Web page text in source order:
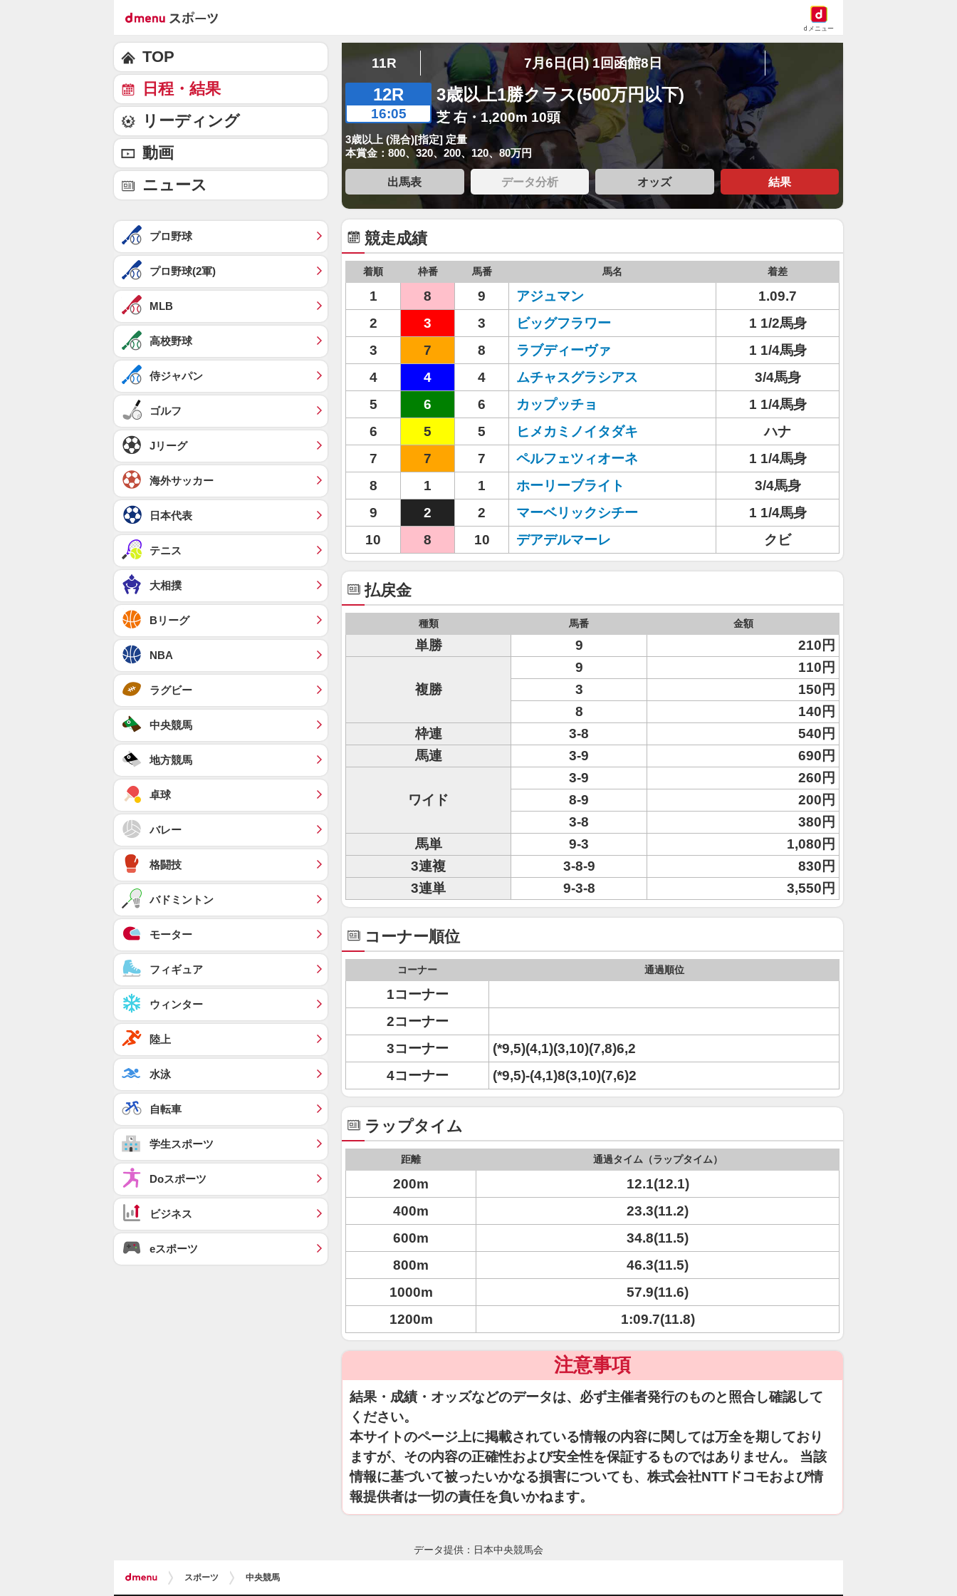
dメニュー
11R 7月6日(日) 1回函館8日
12R
16:05
3歳以上1勝クラス(500万円以下)
芝 右・1,200m 10頭
3歳以上 (混合)[指定] 定量
本賞金：800、320、200、120、80万円
出馬表 データ分析 オッズ 結果
競走成績
着順 枠番 馬番 馬名 着差
1 8 9 アジュマン
1.09.7
2
3 3 ビッグフラワー
1 1/2馬身
3
7 8 ラブディーヴァ
1 1/4馬身
4
4 4 ムチャスグラシアス
3/4馬身
5
6 6 カップッチョ
1 1/4馬身
6
5 5 ヒメカミノイタダキ
ハナ
7
7 7 ペルフェツィオーネ
1 1/4馬身
8
1 1 ホーリーブライト
3/4馬身
9
2 2 マーベリックシチー
1 1/4馬身
10
8 10 デアデルマーレ クビ
払戻金
種類 馬番 金額
単勝 9 210円
複勝
9
110円
3
150円
8
140円
枠連
3-8
540円
馬連
3-9 690円
ワイド
3-9
260円
8-9
200円
3-8
380円
馬単
9-3
1,080円
3連複
3-8-9
830円
3連単
9-3-8 3,550円
コーナー順位
コーナー 通過順位
1コーナー
2コーナー
3コーナー
(*9,5)(4,1)(3,10)(7,8)6,2
4コーナー
(*9,5)-(4,1)8(3,10)(7,6)2
ラップタイム
距離 通過タイム（ラップタイム）
200m
12.1(12.1)
400m
23.3(11.2)
600m
34.8(11.5)
800m
46.3(11.5)
1000m
57.9(11.6)
1200m
1:09.7(11.8)
注意事項
結果・成績・オッズなどのデータは、必ず主催者発行のものと照合し確認して
ください。
本サイトのページ上に掲載されている情報の内容に関しては万全を期しており
ますが、その内容の正確性および安全性を保証するものではありません。 当該
情報に基づいて被ったいかなる損害についても、株式会社NTTドコモおよび情
報提供者は一切の責任を負いかねます。
TOP
日程・結果
リーディング
動画
ニュース
プロ野球
プロ野球(2軍)
MLB
高校野球
侍ジャパン
ゴルフ
Jリーグ
海外サッカー
日本代表
テニス
大相撲
Bリーグ
NBA
ラグビー
中央競馬
地方競馬
卓球
バレー
格闘技
バドミントン
モーター
フィギュア
ウィンター
陸上
水泳
自転車
学生スポーツ
Doスポーツ
ビジネス
eスポーツ
データ提供：日本中央競馬会
スポーツ 中央競馬